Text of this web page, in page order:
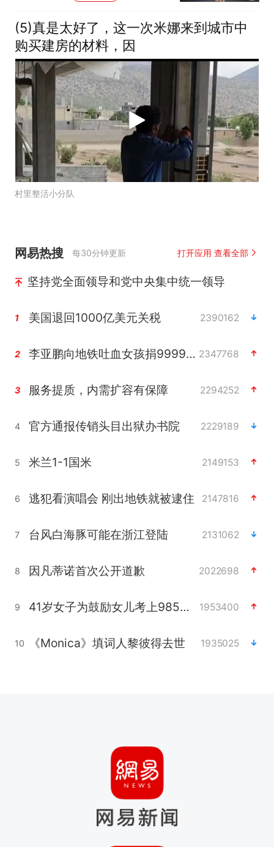
(5)真是太好了，这一次米娜来到城市中
购买建房的材料，因
村里整活小分队
网易热搜 每30分钟更新 打开应用 查看全部
坚持党全面领导和党中央集中统一领导
1 美国退回1000亿美元关税 2390162
2 李亚鹏向地铁吐血女孩捐99999元 2347768
3 服务提质，内需扩容有保障 2294252
4 官方通报传销头目出狱办书院 2229189
5 米兰1-1国米 2149153
6 逃犯看演唱会 刚出地铁就被逮住 2147816
7 台风白海豚可能在浙江登陆 2131062
8 因凡蒂诺首次公开道歉 2022698
9 41岁女子为鼓励女儿考上985研究生 1953400
10 《Monica》填词人黎彼得去世 1935025